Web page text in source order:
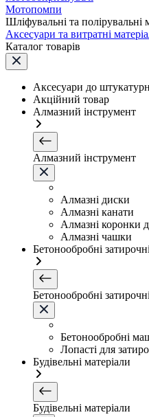
Мотопомпи
Шліфувальні та
Аксесуари та витратні
Каталог товарів
Аксесуари до
Акційний товар
Алмазний інструмент
Алмазний інструмент
Алмазні диски
Алмазні канати
Алмазні коронки
Алмазні чашки
Бетонообробні
Бетонообробні
Бетонообробні
Лопасті для
Будівельні матеріали
Будівельні матеріали